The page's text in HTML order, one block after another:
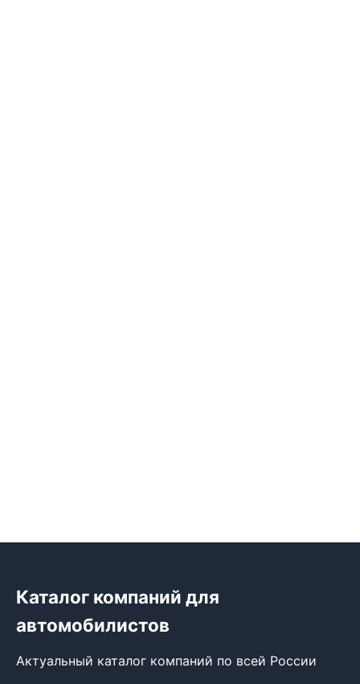
Каталог компаний для
автомобилистов
Актуальный каталог компаний по всей России